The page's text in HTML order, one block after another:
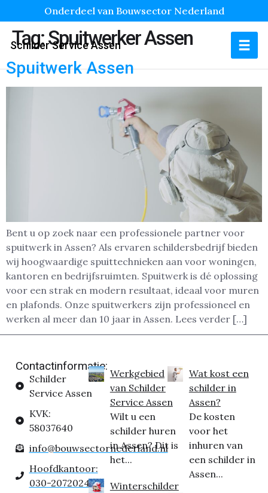
Onderdeel van Bouwsector Nederland
Schilder Service Assen
Tag:Spuitwerker Assen
Spuitwerk Assen
Bent u op zoek naar een professionele partner voor
spuitwerk in Assen? Als ervaren schildersbedrijf bieden
wij hoogwaardige spuittechnieken aan voor woningen,
kantoren en bedrijfsruimten. Spuitwerk is dé oplossing
voor een strak en modern resultaat, ideaal voor muren
en plafonds. Onze spuitwerkers zijn professioneel en
werken al meer dan 10 jaar in Assen. Lees verder […]
Contactinformatie:
Schilder
Service Assen
KVK:
58037640
info@bouwsectornederland.nl
Hoofdkantoor:
030-2072024
Werkgebied
van Schilder
Service Assen
Wilt u een
schilder huren
in Assen? Dit is
het...
Winterschilder
Wat kost een
schilder in
Assen?
De kosten
voor het
inhuren van
een schilder in
Assen...